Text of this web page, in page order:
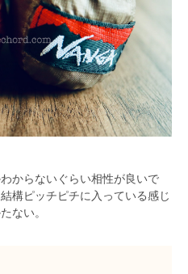
からないぐらい相性が良いで
構ピッチピチに入っている感じ
ない。